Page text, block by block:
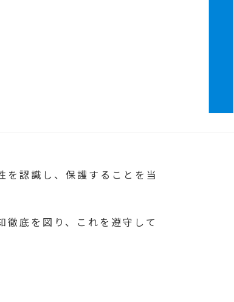
を認識し、保護することを当
底を図り、これを遵守して